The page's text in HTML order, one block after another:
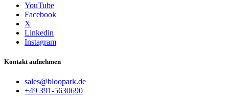
YouTube
Facebook
X
Linkedin
Instagram
Kontakt aufnehmen
sales@bloopark.de
+49 391-5630690